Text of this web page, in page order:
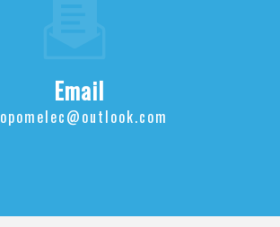
Email
sopomelec@outlook.com